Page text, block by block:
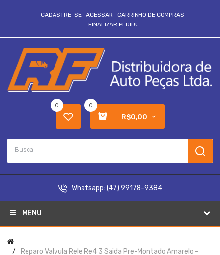
CADASTRE-SE ACESSAR
CARRINHO DE COMPRAS
FINALIZAR PEDIDO
0
R$0,00
0
Whatsapp: (47) 99178-9384
MENU
Reparo Valvula Rele Re4 3 Saida Pre-Montado Amarelo -